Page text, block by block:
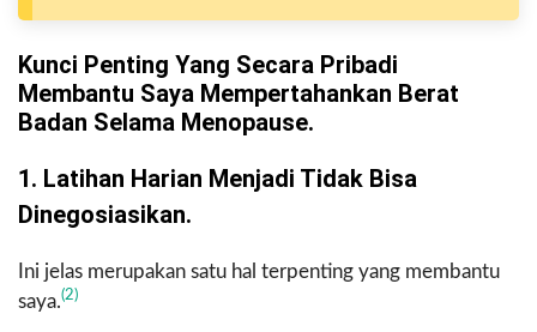
Kunci Penting Yang Secara Pribadi
Membantu Saya Mempertahankan Berat
Badan Selama Menopause.
1. Latihan Harian Menjadi Tidak Bisa
Dinegosiasikan.
Ini jelas merupakan satu hal terpenting yang membantu
saya.(2)